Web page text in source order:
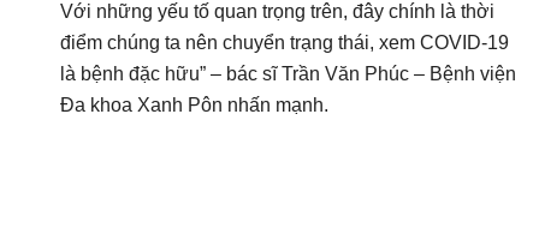
Với những yếu tố quan trọng trên, đây chính là thời
điểm chúng ta nên chuyển trạng thái, xem COVID-19
là bệnh đặc hữu” – bác sĩ Trần Văn Phúc – Bệnh viện
Đa khoa Xanh Pôn nhấn mạnh.